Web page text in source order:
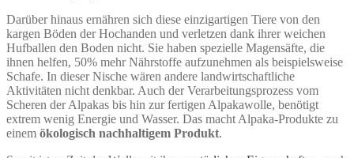
Darüber hinaus ernähren sich diese einzigartigen Tiere von den
kargen Böden der Hochanden und verletzen dank ihrer weichen
Hufballen den Boden nicht. Sie haben spezielle Magensäfte, die
ihnen helfen, 50% mehr Nährstoffe aufzunehmen als beispielsweise
Schafe. In dieser Nische wären andere landwirtschaftliche
Aktivitäten nicht denkbar. Auch der Verarbeitungsprozess vom
Scheren der Alpakas bis hin zur fertigen Alpakawolle, benötigt
extrem wenig Energie und Wasser. Das macht Alpaka-Produkte zu
einem ökologisch nachhaltigem Produkt.